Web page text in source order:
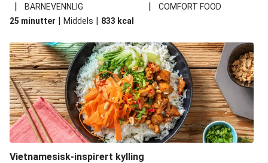
| BARNEVENNLIG |
COMFORT FOOD
25 minutter | Middels | 833 kcal
Vietnamesisk-inspirert kylling